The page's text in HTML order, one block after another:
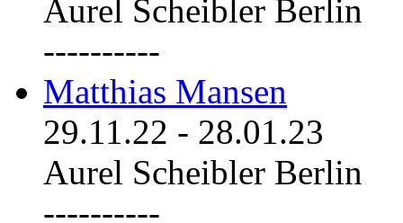
Aurel Scheibler Berlin
----------
Matthias Mansen
29.11.22 - 28.01.23
Aurel Scheibler Berlin
----------